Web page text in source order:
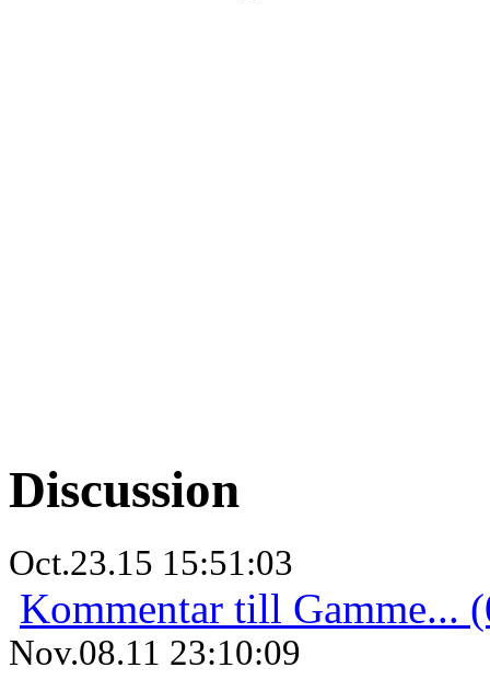
Discussion
Oct.23.15 15:51:03
Kommentar till Gamme...
Nov.08.11 23:10:09